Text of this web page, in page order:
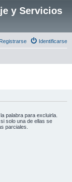
y Servicios
Identificarse
Registrarse
palabra para excluirla.
solo una de ellas se
parciales.